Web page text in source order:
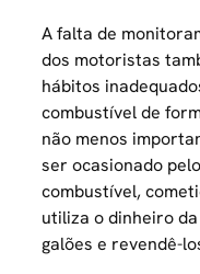
A falta de
dos motoristas
hábitos
combustível de
não menos
ser ocasionado
combustível,
utiliza o dinheiro
galões e revendê-